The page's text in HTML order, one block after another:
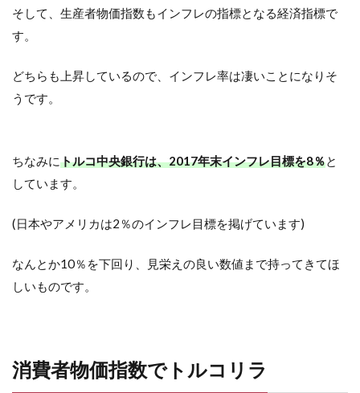
そして、生産者物価指数もインフレの指標となる経済指標で
す。
どちらも上昇しているので、インフレ率は凄いことになりそ
うです。
ちなみにトルコ中央銀行は、2017年末インフレ目標を8％と
しています。
(日本やアメリカは2％のインフレ目標を掲げています)
なんとか10％を下回り、見栄えの良い数値まで持ってきてほ
しいものです。
消費者物価指数でトルコリラ